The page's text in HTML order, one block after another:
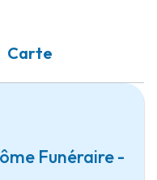
Carte
Funéraire -